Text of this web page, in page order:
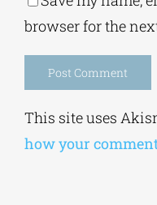
browser for the
This site uses
how your